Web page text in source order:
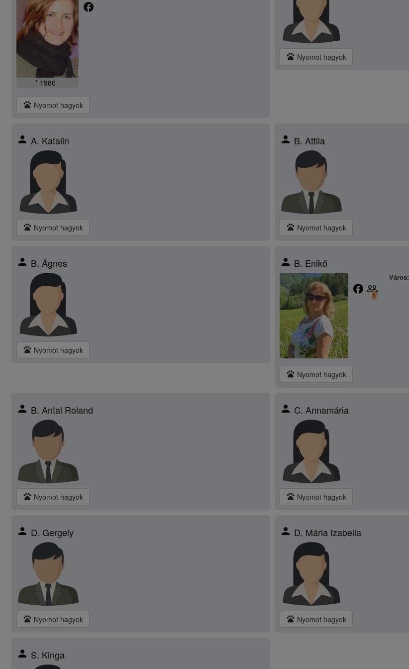
* 1980
facebook
pets Nyomot hagyok
pets Nyomot hagyok
person A. Katalin
pets Nyomot hagyok
person B. Attila
pets Nyomot hagyok
person B. Ágnes
pets Nyomot hagyok
person B. Enikő
Város:
facebook people_outline
1
pets Nyomot hagyok
person B. Antal Roland
pets Nyomot hagyok
person C. Annamária
pets Nyomot hagyok
person D. Gergely
pets Nyomot hagyok
person D. Mária Izabella
pets Nyomot hagyok
person S. Kinga